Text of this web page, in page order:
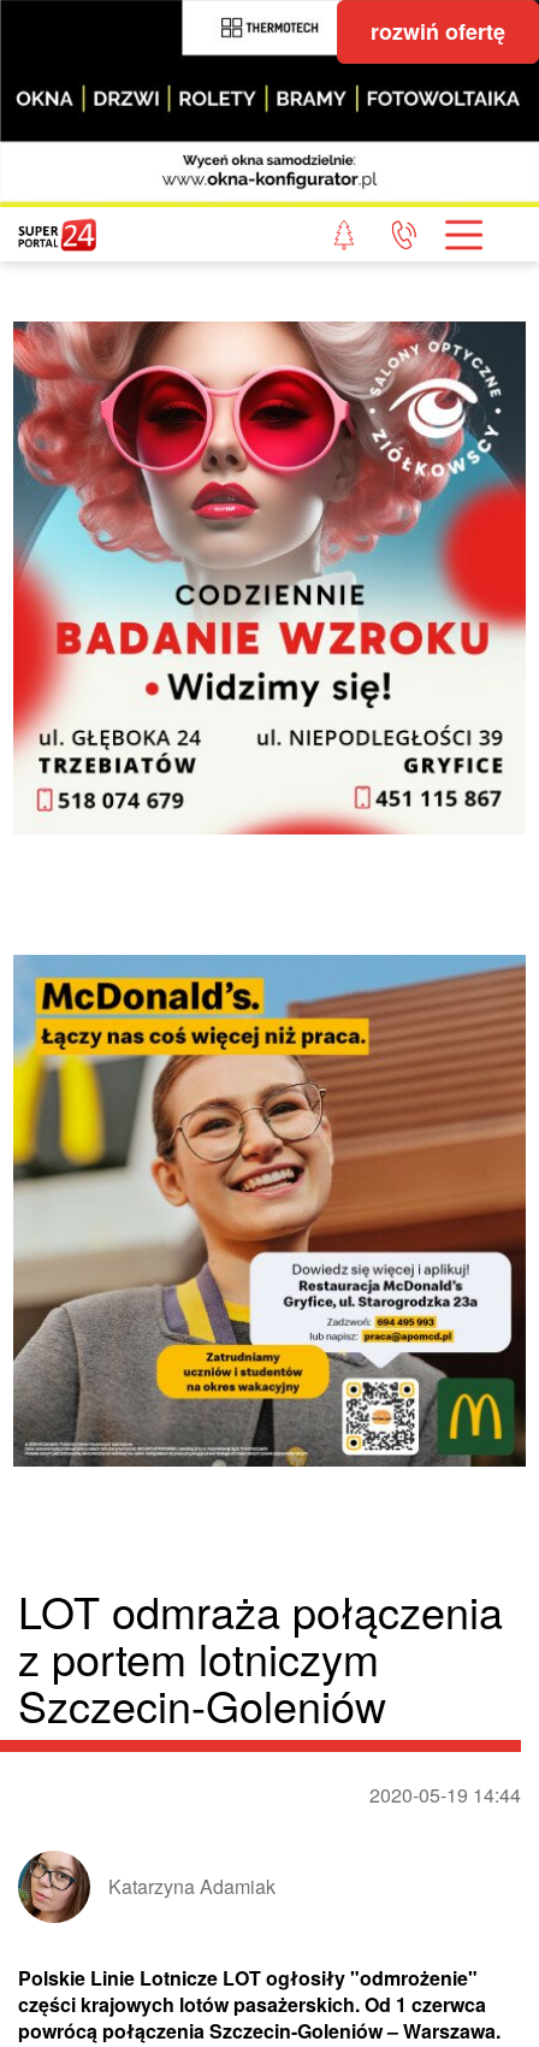
rozwiń ofertę
LOT odmraża połączenia
z portem lotniczym
Szczecin-Goleniów
2020-05-19 14:44
Katarzyna Adamiak
Polskie Linie Lotnicze LOT ogłosiły "odmrożenie"
części krajowych lotów pasażerskich. Od 1 czerwca
powrócą połączenia Szczecin-Goleniów – Warszawa.
STRONA GŁÓWNA
POWIAT GRYFICKI
WIADOMOŚCI Z LASU
STUDIO SUPERPORTALU
KONTAKT
REDAKCJA
REGULAMIN